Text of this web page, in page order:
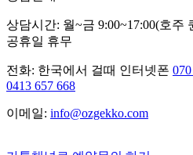
상담시간: 월~금 9:00~17:00(호
공휴일 휴무
전화: 한국에서 걸때 인터넷폰
0413 657 668
이메일: info@ozgekko.com